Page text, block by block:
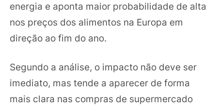
energia e aponta maior probabilidade de alta
nos preços dos alimentos na Europa em
direção ao fim do ano.
Segundo a análise, o impacto não deve ser
imediato, mas tende a aparecer de forma
mais clara nas compras de supermercado